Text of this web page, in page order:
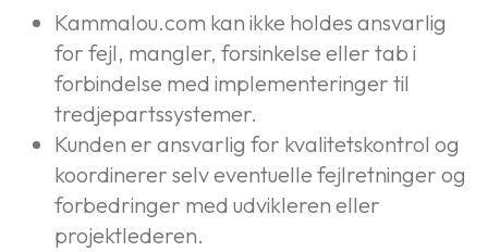
Kammalou.com kan ikke holdes ansvarlig
for fejl, mangler, forsinkelse eller tab i
forbindelse med implementeringer til
tredjepartssystemer.
Kunden er ansvarlig for kvalitetskontrol og
koordinerer selv eventuelle fejlretninger og
forbedringer med udvikleren eller
projektlederen.